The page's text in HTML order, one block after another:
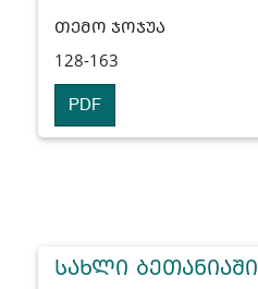
ᲗᲔᲛᲝ ᲯᲝᲯᲣᲐ
128-163
PDF
ᲡᲐᲮᲚᲘ ᲑᲔᲗᲐᲜᲘᲐᲨᲘ